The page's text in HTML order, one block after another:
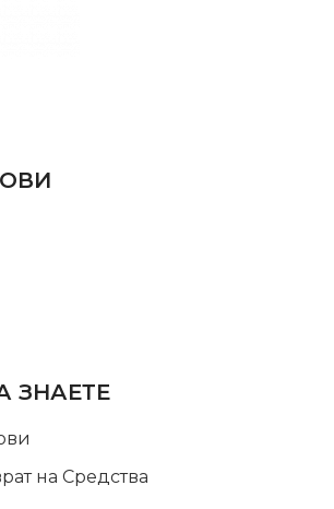
ЗНАЕТЕ
на Средства